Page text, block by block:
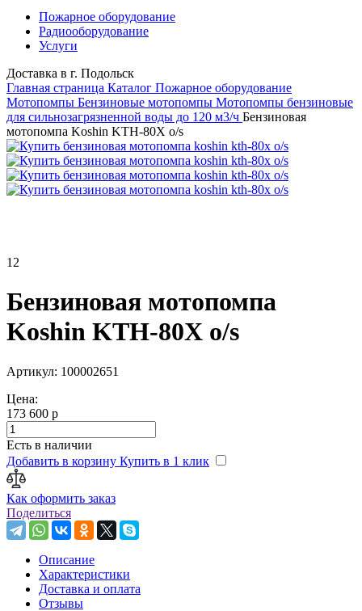
Пожарное оборудование
Радиооборудование
Услуги
Доставка в г. Подольск
Главная страница Каталог Пожарное оборудование
Мотопомпы Бензиновые мотопомпы Мотопомпы бензиновые
для сильнозагрязненной воды до 120 м3/ч Бензиновая
мотопомпа Koshin KTH-80X o/s
12
Бензиновая мотопомпа
Koshin KTH-80X o/s
Артикул: 100002651
Цена:
173 600 р
Есть в наличии
Добавить в корзину Купить в 1 клик
Как оформить заказ
Поделиться
Описание
Характеристики
Доставка и оплата
Отзывы